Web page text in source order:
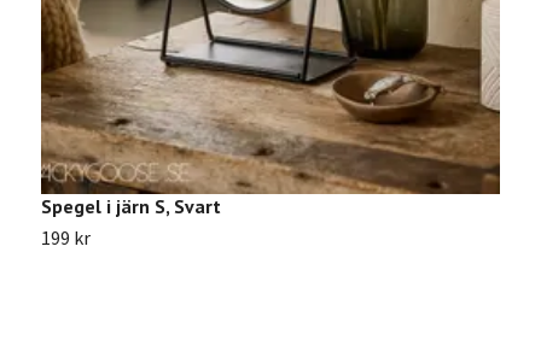
Spegel i järn S, Svart
199 kr